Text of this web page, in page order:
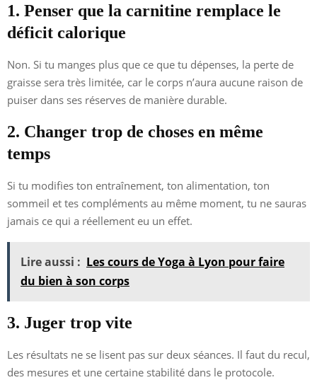
1. Penser que la carnitine remplace le
déficit calorique
Non. Si tu manges plus que ce que tu dépenses, la perte de
graisse sera très limitée, car le corps n’aura aucune raison de
puiser dans ses réserves de manière durable.
2. Changer trop de choses en même
temps
Si tu modifies ton entraînement, ton alimentation, ton
sommeil et tes compléments au même moment, tu ne sauras
jamais ce qui a réellement eu un effet.
Lire aussi : Les cours de Yoga à Lyon pour faire
du bien à son corps
3. Juger trop vite
Les résultats ne se lisent pas sur deux séances. Il faut du recul,
des mesures et une certaine stabilité dans le protocole.